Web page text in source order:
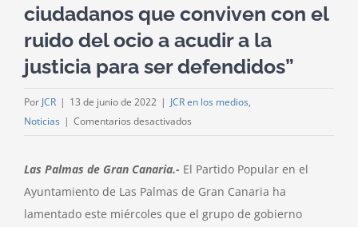
ciudadanos que conviven con el
ruido del ocio a acudir a la
justicia para ser defendidos”
Por JCR | 13 de junio de 2022 | JCR en los medios,
Noticias | Comentarios desactivados
PSOE
condena
a
Las Palmas de Gran Canaria.- El Partido Popular en el
Ayuntamiento de Las Palmas de Gran Canaria ha
lamentado este miércoles que el grupo de gobierno